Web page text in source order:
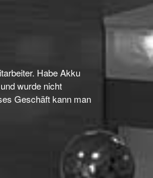
Habe Akku
wurde nicht
Geschäft kann man